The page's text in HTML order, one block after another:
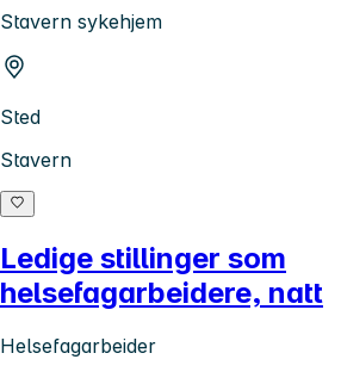
Stavern sykehjem
Sted
Stavern
Ledige stillinger som
helsefagarbeidere, natt
Helsefagarbeider